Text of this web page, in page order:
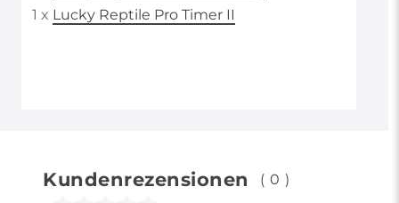
1 x Lucky Reptile Pro Timer II
Kundenrezensionen (0)